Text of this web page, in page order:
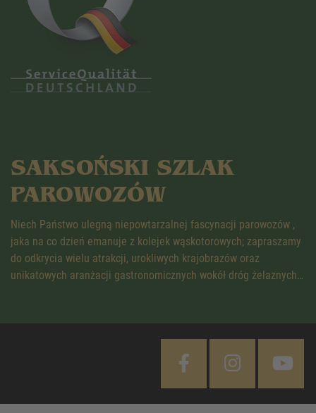
SAKSOŃSKI SZLAK
PAROWOZÓW
Niech Państwo ulegną niepowtarzalnej fascynacji parowozów ,
jaka na co dzień emanuje z kolejek wąskotorowych; zapraszamy
do odkrycia wielu atrakcji, urokliwych krajobrazów oraz
unikatowych aranżacji gastronomicznych wokół dróg żelaznych…